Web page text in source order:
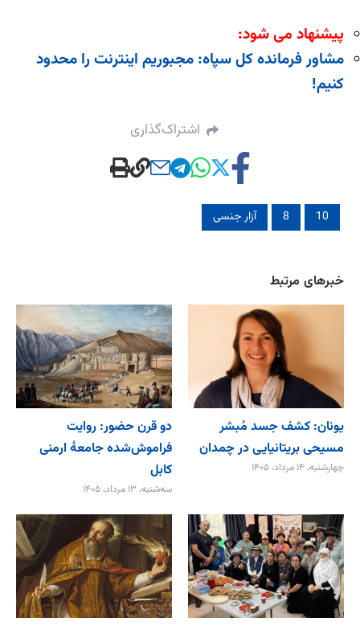
پیشنهاد می شود:
مشاور فرمانده کل سپاه: مجبوریم اینترنت را محدود
کنیم!
اشتراک‌گذاری
10
8 آزار جنسی
خبرهای مرتبط
یونان: کشف جسد مُبشر
مسیحی بریتانیایی در چمدان
چهارشنبه، ۱۴ مرداد، ۱۴۰۵
دو قرن حضور: روایت
فراموش‌شده جامعۀ ارمنی
کابل
سه‌شنبه، ۱۳ مرداد، ۱۴۰۵